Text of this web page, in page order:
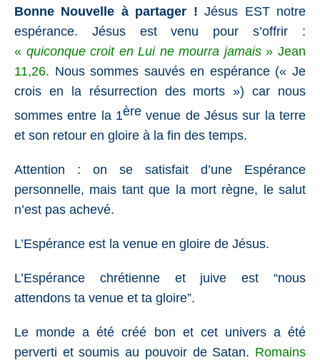
Bonne Nouvelle à partager ! Jésus EST notre
espérance. Jésus est venu pour s’offrir :
« quiconque croit en Lui ne mourra jamais»Jean
11,26. Nous sommes sauvés en espérance (« Je
crois en la résurrection des morts ») car nous
sommes entre la 1ère venue de Jésus sur la terre
et son retour en gloire à la fin des temps.
Attention : on se satisfait d’une Espérance
personnelle, mais tant que la mort règne, le salut
n’est pas achevé.
L’Espérance est la venue en gloire de Jésus.
L’Espérance chrétienne et juive est “nous
attendons ta venue et ta gloire”.
Le monde a été créé bon et cet univers a été
perverti et soumis au pouvoir de Satan. Romains